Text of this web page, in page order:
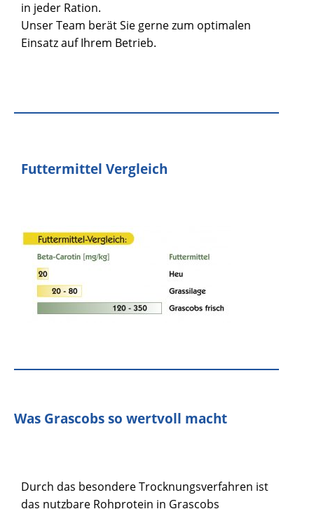
in jeder Ration.
Unser Team berät Sie gerne zum optimalen
Einsatz auf Ihrem Betrieb.
Futtermittel Vergleich
Was Grascobs so wertvoll macht
Durch das besondere Trocknungsverfahren ist
das nutzbare Rohprotein in Grascobs